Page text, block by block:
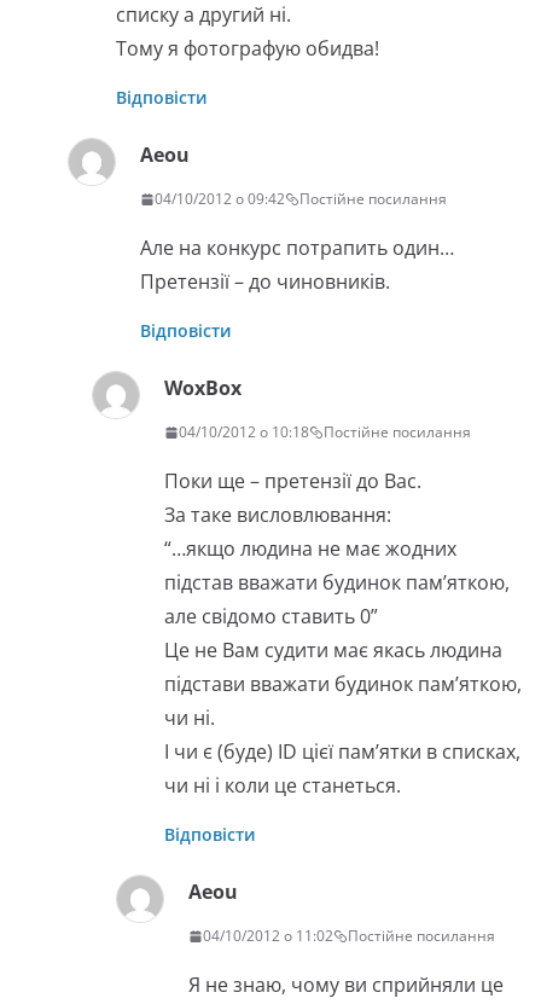
списку а другий ні.
Тому я фотографую обидва!
Відповісти
Aeou
04/10/2012 о 09:42 Постійне посилання
Але на конкурс потрапить один…
Претензії – до чиновників.
Відповісти
WoxBox
04/10/2012 о 10:18 Постійне посилання
Поки ще – претензії до Вас.
За таке висловлювання:
“…якщо людина не має жодних
підстав вважати будинок пам’яткою,
але свідомо ставить 0”
Це не Вам судити має якась людина
підстави вважати будинок пам’яткою,
чи ні.
І чи є (буде) ID цієї пам’ятки в списках,
чи ні і коли це станеться.
Відповісти
Aeou
04/10/2012 о 11:02 Постійне посилання
Я не знаю, чому ви сприйняли це